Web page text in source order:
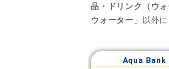
品・ドリンク（ウォ
ウォーター」
以外
Aqua Bank